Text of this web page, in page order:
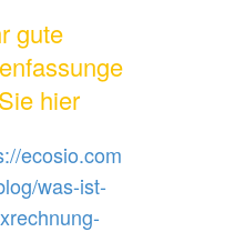
gute
hier
ecosio.com
was-ist-